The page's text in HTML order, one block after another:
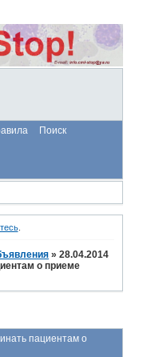
Поиск
.
»28.04.2014
о приеме
пациентам о